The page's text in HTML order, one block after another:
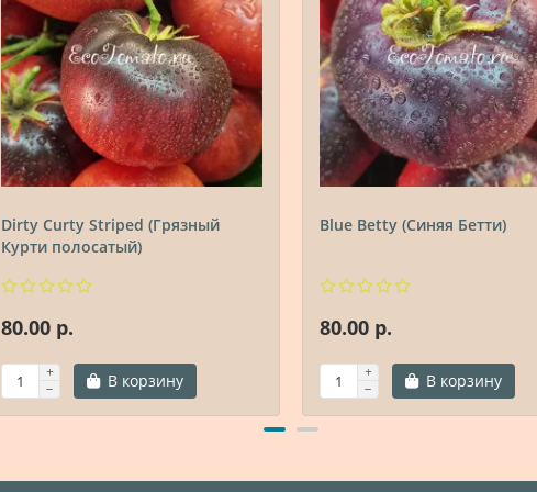
Dirty Curty Striped (Грязный
Курти полосатый)
80.00 р.
В корзину
Blue Betty (Синяя Бетти)
80.00 р.
В корзину